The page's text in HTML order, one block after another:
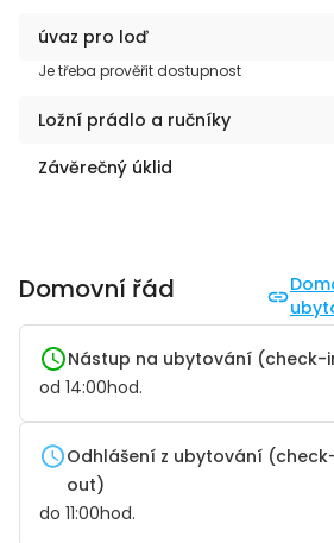
úvaz pro loď
Je třeba prověřit dostupnost
Ložní prádlo a ručníky
Závěrečný úklid
Domovní řád
Nástup na ubytování (check-
od 14:00hod.
Odhlášení z ubytování
out)
do 11:00hod.